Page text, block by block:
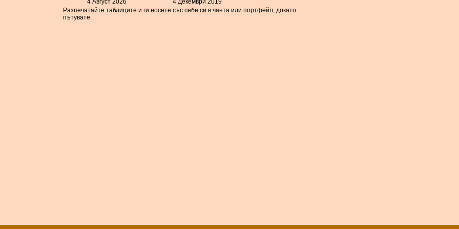
4 Август 2026
4 Декември 2019
Разпечатайте таблиците и ги носете със себе си в чанта или портфейл, докато
пътувате.